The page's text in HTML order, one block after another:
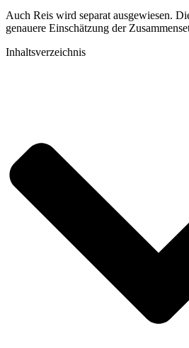
Auch Reis wird separat ausgewiesen.
genauere Einschätzung der
Inhaltsverzeichnis​